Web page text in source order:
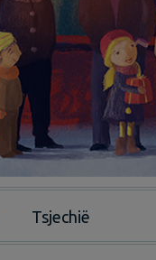
Tsjechië